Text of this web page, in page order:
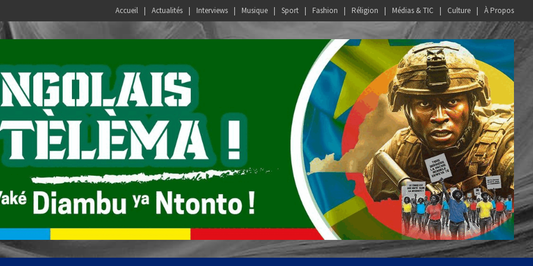
Accueil Actualités Interviews Musique Sport Fashion Réligion Médias & TIC Culture À Propos